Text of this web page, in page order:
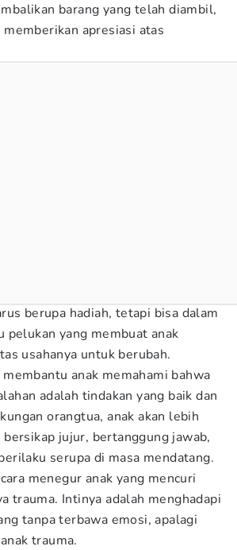
barang yang telah diambil,
apresiasi atas
berupa hadiah, tetapi bisa dalam
pelukan yang membuat anak
usahanya untuk berubah.
anak memahami bahwa
adalah tindakan yang baik dan
orangtua, anak akan lebih
jujur, bertanggung jawab,
serupa di masa mendatang.
menegur anak yang mencuri
trauma. Intinya adalah menghadapi
tanpa terbawa emosi, apalagi
trauma.